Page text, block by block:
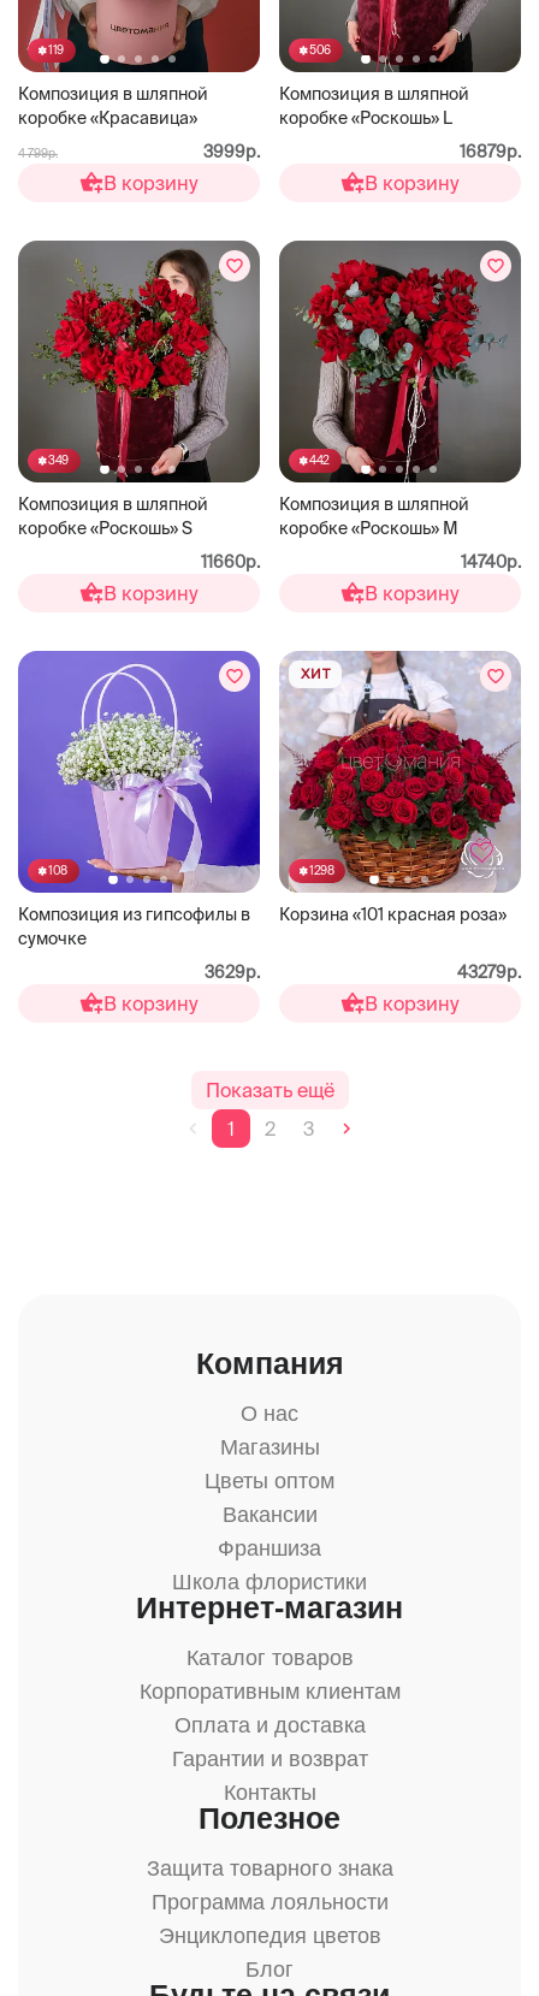
119
Композиция в шляпной
коробке «Красавица»
4 799р. 3999р.
В корзину
506
Композиция в шляпной
коробке «Роскошь» L
16879р.
В корзину
349
Композиция в шляпной
коробке «Роскошь» S
11660р.
В корзину
442
Композиция в шляпной
коробке «Роскошь» М
14740р.
В корзину
108
Композиция из гипсофилы в
сумочке
3629р.
В корзину
1298
Корзина «101 красная роза»
ХИТ
43279р.
В корзину
Показать ещё
1
2 3
Компания
О нас
Магазины
Цветы оптом
Вакансии
Франшиза
Школа флористики
Интернет-магазин
Каталог товаров
Корпоративным клиентам
Оплата и доставка
Гарантии и возврат
Контакты
Полезное
Защита товарного знака
Программа лояльности
Энциклопедия цветов
Блог